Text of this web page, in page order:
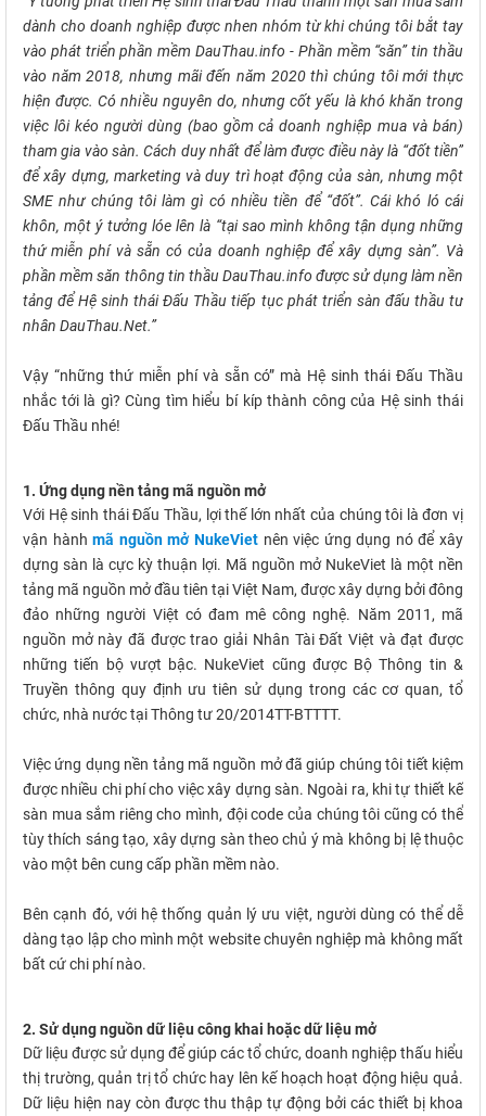
dành cho doanh nghiệp được nhen nhóm từ khi chúng tôi bắt tay
vào phát triển phần mềm DauThau.info - Phần mềm “săn” tin thầu
vào năm 2018, nhưng mãi đến năm 2020 thì chúng tôi mới thực
hiện được. Có nhiều nguyên do, nhưng cốt yếu là khó khăn trong
việc lôi kéo người dùng (bao gồm cả doanh nghiệp mua và bán)
tham gia vào sàn. Cách duy nhất để làm được điều này là “đốt tiền”
để xây dựng, marketing và duy trì hoạt động của sàn, nhưng một
SME như chúng tôi làm gì có nhiều tiền để “đốt”. Cái khó ló cái
khôn, một ý tưởng lóe lên là “tại sao mình không tận dụng những
thứ miễn phí và sẵn có của doanh nghiệp để xây dựng sàn”. Và
phần mềm săn thông tin thầu DauThau.info được sử dụng làm nền
tảng để Hệ sinh thái Đấu Thầu tiếp tục phát triển sàn đấu thầu tư
nhân DauThau.Net.”
Vậy “những thứ miễn phí và sẵn có” mà Hệ sinh thái Đấu Thầu
nhắc tới là gì? Cùng tìm hiểu bí kíp thành công của Hệ sinh thái
Đấu Thầu nhé!
1. Ứng dụng nền tảng mã nguồn mở
Với Hệ sinh thái Đấu Thầu, lợi thế lớn nhất của chúng tôi là đơn vị
vận hànhmã nguồn mở NukeVietnên việc ứng dụng nó để xây
dựng sàn là cực kỳ thuận lợi. Mã nguồn mở NukeViet là một nền
tảng mã nguồn mở đầu tiên tại Việt Nam, được xây dựng bởi đông
đảo những người Việt có đam mê công nghệ. Năm 2011, mã
nguồn mở này đã được trao giải Nhân Tài Đất Việt và đạt được
những tiến bộ vượt bậc. NukeViet cũng được Bộ Thông tin &
Truyền thông quy định ưu tiên sử dụng trong các cơ quan, tổ
chức, nhà nước tại Thông tư 20/2014TT-BTTTT.
Việc ứng dụng nền tảng mã nguồn mở đã giúp chúng tôi tiết kiệm
được nhiều chi phí cho việc xây dựng sàn. Ngoài ra, khi tự thiết kế
sàn mua sắm riêng cho mình, đội code của chúng tôi cũng có thể
tùy thích sáng tạo, xây dựng sàn theo chủ ý mà không bị lệ thuộc
vào một bên cung cấp phần mềm nào.
Bên cạnh đó, với hệ thống quản lý ưu việt, người dùng có thể dễ
dàng tạo lập cho mình một website chuyên nghiệp mà không mất
bất cứ chi phí nào.
2. Sử dụng nguồn dữ liệu công khai hoặc dữ liệu mở
Dữ liệu được sử dụng để giúp các tổ chức, doanh nghiệp thấu hiểu
thị trường, quản trị tổ chức hay lên kế hoạch hoạt động hiệu quả.
Dữ liệu hiện nay còn được thu thập tự động bởi các thiết bị khoa